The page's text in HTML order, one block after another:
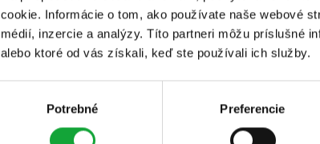
cookie. Informácie o tom, ako používate naše webové
médií, inzercie a analýzy. Títo partneri môžu príslušné
alebo ktoré od vás získali, keď ste používali ich služby.
Potrebné Preferencie